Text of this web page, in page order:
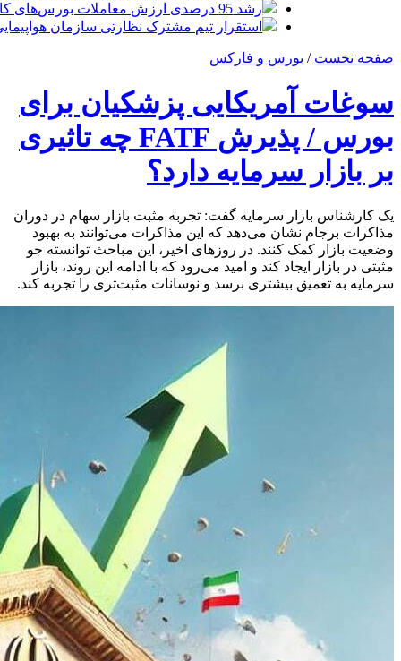
رشد 95 درصدی ارزش معاملات بورس‌های کالایی
استقرار تیم مشترک نظارتی سازمان
صفحه نخست / بورس و فارکس
سوغات آمریکایی پزشکیان برای
بورس / پذیرش FATF چه تاثیری
بر بازار سرمایه دارد؟
یک کارشناس بازار سرمایه گفت: تجربه مثبت بازار سهام در دوران
مذاکرات برجام نشان می‌دهد که این مذاکرات می‌توانند به بهبود
وضعیت بازار کمک کنند. در روزهای اخیر، این مباحث توانسته‌ جو
مثبتی در بازار ایجاد کند و امید می‌رود که با ادامه این روند، بازار
سرمایه به تعمیق بیشتری برسد و نوسانات مثبت‌تری را تجربه کند.